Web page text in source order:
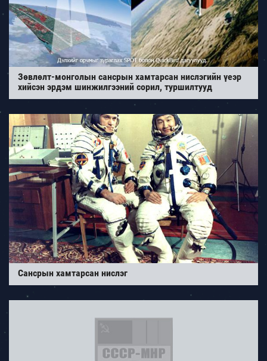
Зөвлөлт-монголын сансрын хамтарсан нислэгийн үеэр
хийсэн эрдэм шинжилгээний сорил, туршилтууд
Сансрын хамтарсан нислэг